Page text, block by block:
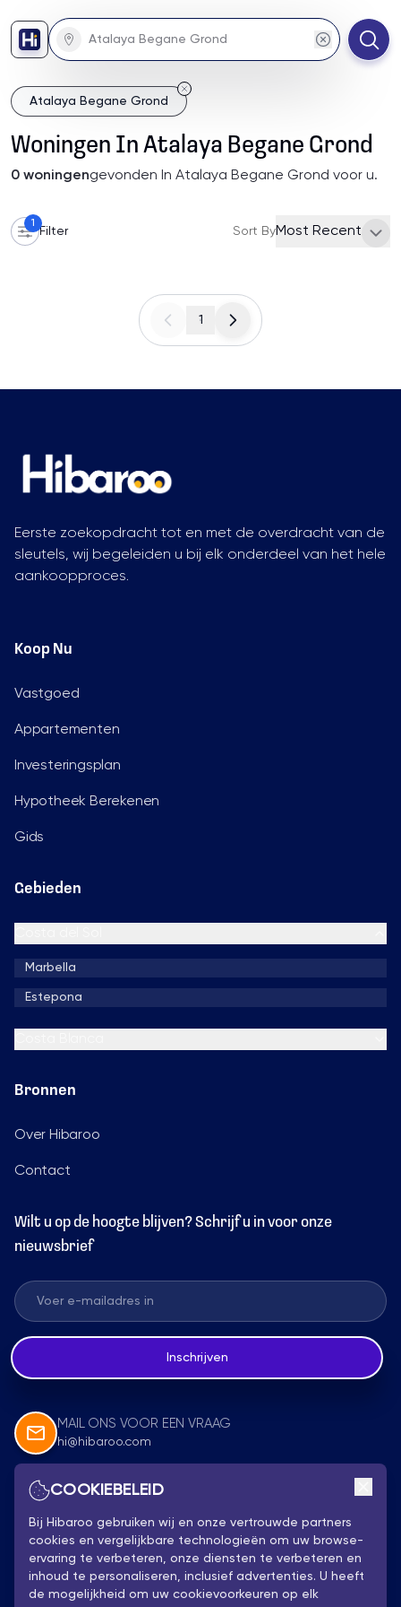
Atalaya Begane Grond
Woningen In Atalaya Begane Grond
0 woningengevonden In Atalaya Begane Grond voor u.
1
Filter Sort ByMost Recent
1
Eerste zoekopdracht tot en met de overdracht van de
sleutels, wij begeleiden u bij elk onderdeel van het hele
aankoopproces.
Koop Nu
Vastgoed
Appartementen
Investeringsplan
Hypotheek Berekenen
Gids
Gebieden
Marbella
Estepona
Bronnen
Over Hibaroo
Contact
Wilt u op de hoogte blijven? Schrijf u in voor onze
nieuwsbrief
Inschrijven
MAIL ONS VOOR EEN VRAAG
hi@hibaroo.com
Volg Ons
COOKIEBELEID
Bij Hibaroo gebruiken wij en onze vertrouwde partners
cookies en vergelijkbare technologieën om uw browse-
ervaring te verbeteren, onze diensten te verbeteren en
inhoud te personaliseren, inclusief advertenties. U heeft
de mogelijkheid om uw cookievoorkeuren op elk